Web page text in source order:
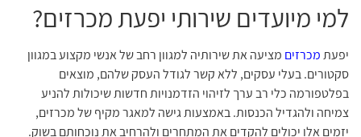
למי מיועדים שירותי יפעת מכרזים?
יפעתמכרזים מציעה את שירותיה למגוון רחב של אנשי מקצוע במגוון
סקטורים. בעלי עסקים, ללא קשר לגודל העסק שלהם, מוצאים
בפלטפורמה כלי רב ערך לזיהוי הזדמנויות חדשות שיכולות להניע
צמיחה ולהגדיל הכנסות. באמצעות גישה למאגר מקיף של מכרזים,
יזמים אלו יכולים להקדים את המתחרים ולהרחיב את נוכחותם בשוק.